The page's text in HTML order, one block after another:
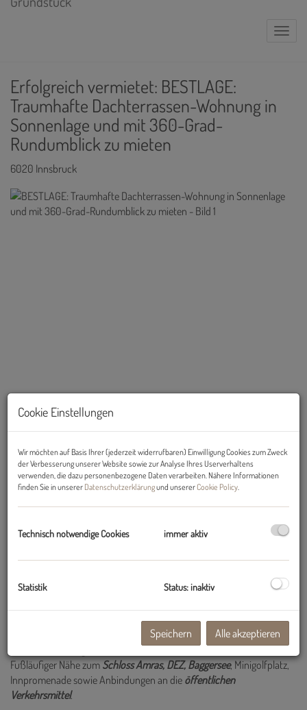
Erfolgreich vermietet: BESTLAGE:
Traumhafte Dachterrassen-Wohnung in
Sonnenlage und mit 360-Grad-
Rundumblick zu mieten
6020 Innsbruck
Beschreibung
WOHNTRAUM: Wunderschöne, helle 2-Zimmerwohnung mit großer
ausgestattete 2-Zimmer-Wohnung im 2. Stock eines gepflegten
Mehrparteienhauses mit nur 2 weiteren Wohneinheiten.
Die Liegenschaft ist in der Hermann-Gmeiner-Straße 6 - in
Fußläufiger Nähe zum Schloss Amras, DEZ, Baggersee, Minigolfplatz,
Innpromenade sowie Anbindungen an die öffentlichen
Verkehrsmittel.
Cookie Einstellungen
Wir möchten auf Basis Ihrer (jederzeit widerrufbaren) Einwilligung Cookies zum Zweck
der Verbesserung unserer Website sowie zur Analyse Ihres Userverhaltens
verwenden, die dazu personenbezogene Daten verarbeiten. Nähere Informationen
finden Sie in unserer Datenschutzerklärungund unsererCookie Policy.
Technisch notwendige Cookies immer aktiv
Statistik Status: inaktiv
Speichern Alle akzeptieren